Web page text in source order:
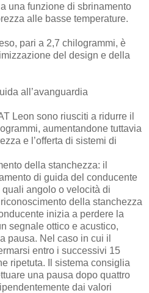
una funzione di sbrinamento
alle basse temperature.
pari a 2,7 chilogrammi, è
del design e della
all’avanguardia
Leon sono riusciti a ridurre il
aumentandone tuttavia
e l’offerta di sistemi di
della stanchezza: il
di guida del conducente
angolo o velocità di
della stanchezza
inizia a perdere la
segnale ottico e acustico,
pausa. Nel caso in cui il
entro i successivi 15
ripetuta. Il sistema consiglia
una pausa dopo quattro
dai valori